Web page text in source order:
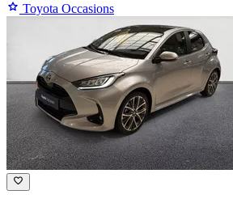
Toyota Occasions